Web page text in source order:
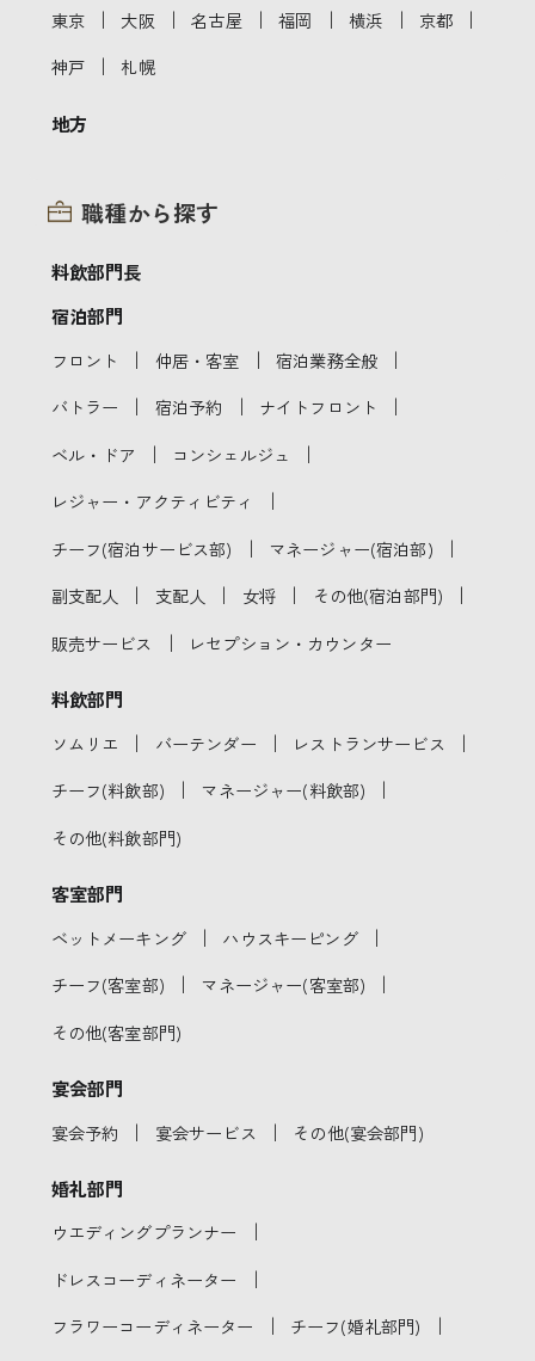
東京 ｜ 大阪 ｜ 名古屋 ｜ 福岡 ｜ 横浜 ｜ 京都 ｜
神戸 ｜ 札幌
地方
職種から探す
料飲部門長
宿泊部門
フロント ｜ 仲居・客室 ｜ 宿泊業務全般 ｜
バトラー ｜ 宿泊予約 ｜ ナイトフロント ｜
ベル・ドア ｜ コンシェルジュ ｜
レジャー・アクティビティ ｜
チーフ(宿泊サービス部) ｜ マネージャー(宿泊部) ｜
副支配人 ｜ 支配人 ｜ 女将 ｜ その他(宿泊部門) ｜
販売サービス ｜ レセプション・カウンター
料飲部門
ソムリエ ｜ バーテンダー ｜ レストランサービス ｜
チーフ(料飲部) ｜ マネージャー(料飲部) ｜
その他(料飲部門)
客室部門
ベットメーキング ｜ ハウスキーピング ｜
チーフ(客室部) ｜ マネージャー(客室部) ｜
その他(客室部門)
宴会部門
宴会予約 ｜ 宴会サービス ｜ その他(宴会部門)
婚礼部門
ウエディングプランナー ｜
ドレスコーディネーター ｜
フラワーコーディネーター ｜ チーフ(婚礼部門) ｜